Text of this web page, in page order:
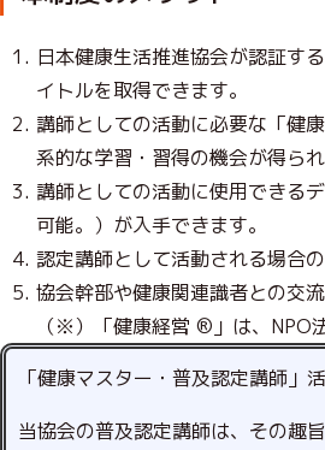
日本健康生活推進協会が認証す
イトルを取得できます。
講師としての活動に必要な「健
系的な学習・習得の機会が得られ
講師としての活動に使用できる
可能。）が入手できます。
認定講師として活動される場合
協会幹部や健康関連識者との交
（※）「健康経営 ®」は、NPO
「健康マスター・普及認定講師」
当協会の普及認定講師は、その趣